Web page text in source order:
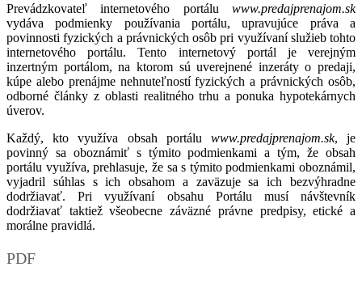
Prevádzkovateľ internetového portálu www.predajprenajom.sk
vydáva podmienky používania portálu, upravujúce práva a
povinnosti fyzických a právnických osôb pri využívaní služieb tohto
internetového portálu. Tento internetový portál je verejným
inzertným portálom, na ktorom sú uverejnené inzeráty o predaji,
kúpe alebo prenájme nehnuteľností fyzických a právnických osôb,
odborné články z oblasti realitného trhu a ponuka hypotekárnych
úverov.
Každý, kto využíva obsah portálu www.predajprenajom.sk, je
povinný sa oboznámiť s týmito podmienkami a tým, že obsah
portálu využíva, prehlasuje, že sa s týmito podmienkami oboznámil,
vyjadril súhlas s ich obsahom a zaväzuje sa ich bezvýhradne
dodržiavať. Pri využívaní obsahu Portálu musí návštevník
dodržiavať taktiež všeobecne záväzné právne predpisy, etické a
morálne pravidlá.
PDF